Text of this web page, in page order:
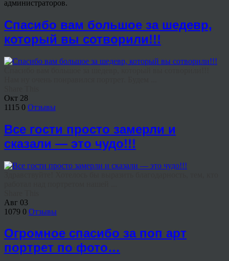
администраторов.
Спасибо вам большое за шедевр,
который вы сотворили!!!
Окт 28
1115 0 Отзывы
Все гости просто замерли и
сказали — это чудо!!!
Авг 03
1079 0 Отзывы
Огромное спасибо за поп арт
портрет по фото…